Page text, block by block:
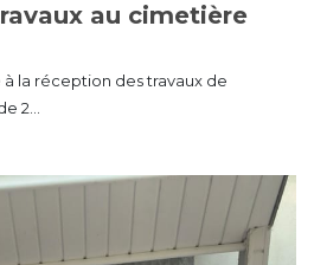
au cimetière
la réception des travaux de
2...